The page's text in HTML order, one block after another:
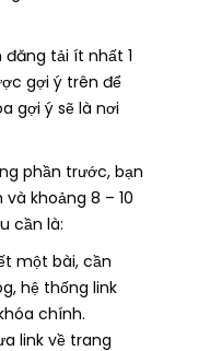
tải ít nhất 1
gợi ý trên để
gợi ý sẽ là nơi
phần trước, bạn
khoảng 8 – 10
cần là:
một bài, cần
hệ thống link
chính.
link về trang